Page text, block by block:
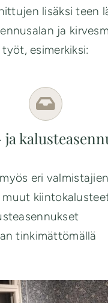
lisäksi teen
ja
työt, esimerkiksi:
eri valmistajien
tinkimättömällä